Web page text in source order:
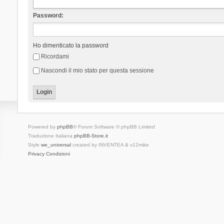
Password:
Ho dimenticato la password
Ricordami
Nascondi il mio stato per questa sessione
Powered by phpBB® Forum Software © phpBB Limited
Traduzione Italiana phpBB-Store.it
Style we_universalcreated by INVENTEA & v12mike
Privacy Condizioni